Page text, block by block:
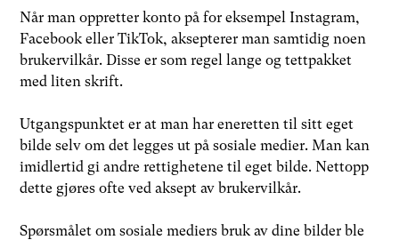
Når man oppretter konto på for eksempel Instagram,
Facebook eller TikTok, aksepterer man samtidig noen
brukervilkår. Disse er som regel lange og tettpakket
med liten skrift.
Utgangspunktet er at man har eneretten til sitt eget
bilde selv om det legges ut på sosiale medier. Man kan
imidlertid gi andre rettighetene til eget bilde. Nettopp
dette gjøres ofte ved aksept av brukervilkår.
Spørsmålet om sosiale mediers bruk av dine bilder ble